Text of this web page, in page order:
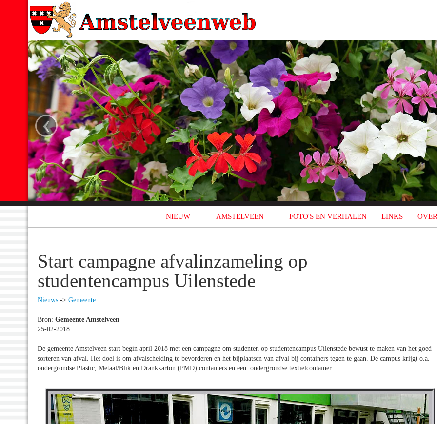
‹
NIEUW AMSTELVEEN FOTO'S EN VERHALEN LINKS
Start campagne afvalinzameling op
studentencampus Uilenstede
Nieuws -> Gemeente
Bron: Gemeente Amstelveen
25-02-2018
De gemeente Amstelveen start begin april 2018 met een campagne om studenten op studentencampus Uilenstede bewust te maken van het goed
sorteren van afval. Het doel is om afvalscheiding te bevorderen en het bijplaatsen van afval bij containers tegen te gaan. De campus krijgt o.a.
ondergrondse Plastic, Metaal/Blik en Drankkarton (PMD) containers en een ondergrondse textielcontainer.